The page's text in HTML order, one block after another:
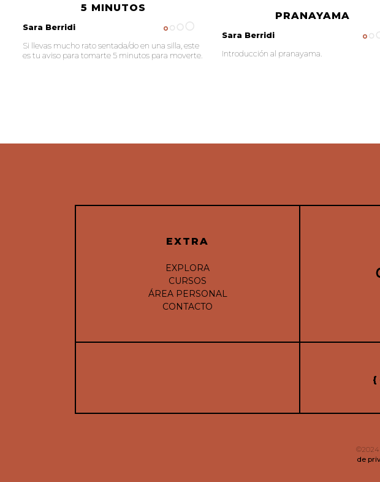
5 MINUTOS
Sara Berridi
Si llevas mucho rato sentada/do en una silla, este
es tu aviso para tomarte 5 minutos para moverte.
PRANAYAMA
Sara Berridi
Introducción al pranayama.
EXTRA
EXPLORA
CURSOS
ÁREA PERSONAL
CONTACTO
{
©2024
de